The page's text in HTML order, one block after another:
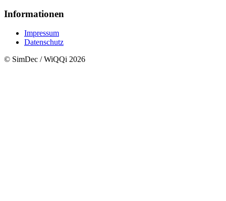
Informationen
Impressum
Datenschutz
© SimDec / WiQQi 2026